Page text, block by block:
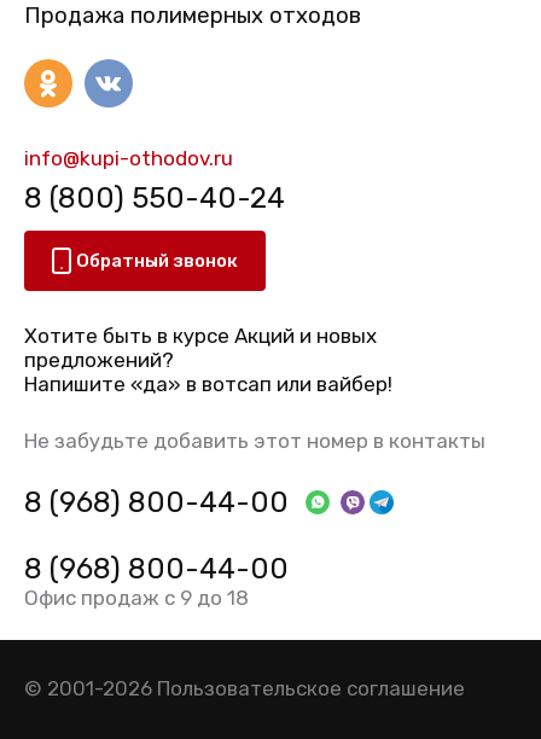
Продажа полимерных отходов
info@kupi-othodov.ru
8 (800) 550-40-24
Обратный звонок
Хотите быть в курсе Акций и новых
предложений?
Напишите «да» в вотсап или вайбер!
Не забудьте добавить этот номер в контакты
8 (968) 800-44-00
8 (968) 800-44-00
Офис продаж с 9 до 18
© 2001-2026 Пользовательское соглашение